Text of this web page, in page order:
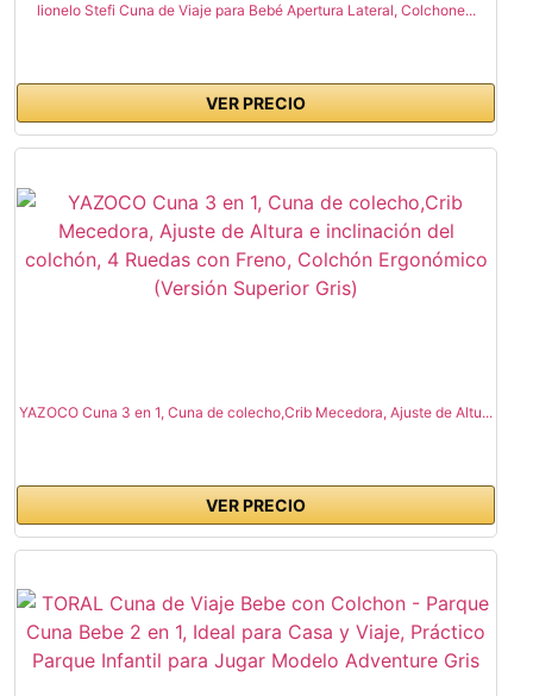
lionelo Stefi Cuna de Viaje para Bebé Apertura Lateral, Colchone...
VER PRECIO
YAZOCO Cuna 3 en 1, Cuna de colecho,Crib Mecedora, Ajuste de Altu...
VER PRECIO